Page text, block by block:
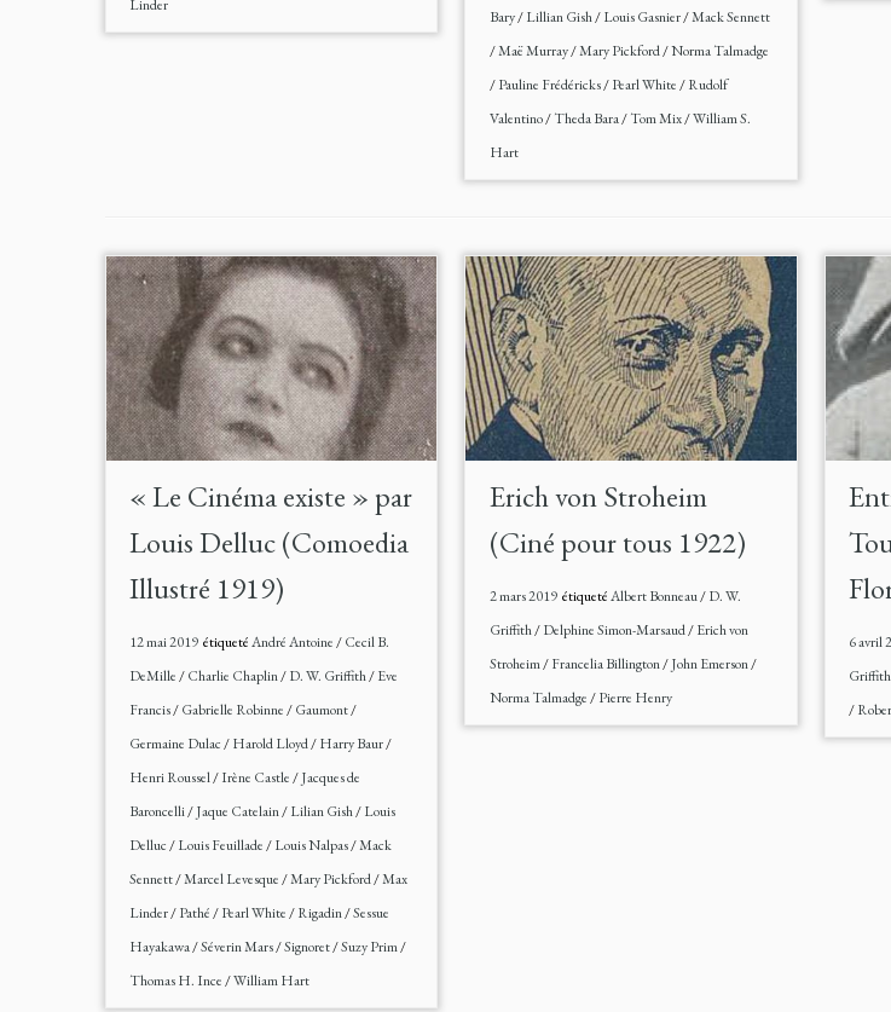
Linder
Bary/Lillian Gish/Louis Gasnier/Mack Sennett
/Maë Murray/Mary Pickford/Norma Talmadge
/Pauline Frédéricks/Pearl White/Rudolf
Valentino/Theda Bara/Tom Mix/William S.
Hart
« Le Cinéma existe » par
Louis Delluc (Comoedia
Illustré 1919)
12 mai 2019 étiquetéAndré Antoine/Cecil B.
DeMille/Charlie Chaplin/D. W. Griffith/Eve
Francis/Gabrielle Robinne/Gaumont/
Germaine Dulac/Harold Lloyd/Harry Baur/
Henri Roussel/Irène Castle/Jacques de
Baroncelli/Jaque Catelain/Lilian Gish/Louis
Delluc/Louis Feuillade/Louis Nalpas/Mack
Sennett/Marcel Levesque/Mary Pickford/Max
Linder/Pathé/Pearl White/Rigadin/Sessue
Hayakawa/Séverin Mars/Signoret/Suzy Prim/
Thomas H. Ince/William Hart
Erich von Stroheim
(Ciné pour tous 1922)
2 mars 2019étiquetéAlbert Bonneau/D. W.
Griffith/Delphine Simon-Marsaud/Erich von
Stroheim/Francelia Billington/John Emerson/
Norma Talmadge/Pierre Henry
6 avril
Griffith
/